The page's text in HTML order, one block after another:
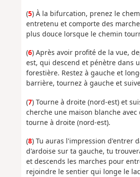
(5) À la bifurcation, prenez le
entretenu et comporte des
plus douce lorsque le chemin
(6) Après avoir profité de la vue,
est, qui descend et pénètre dans
forestière. Restez à gauche et
barrière, tournez à gauche et
(7) Tourne à droite (nord-est) et
cherche une maison blanche
tourne à droite (nord-est).
(8) Tu auras l'impression d'entrer
d'ardoise sur ta gauche, tu
et descends les marches pour
rejoindre le sentier qui longe le